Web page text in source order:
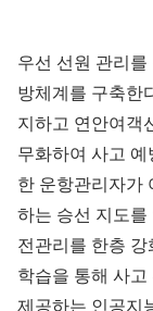
우선 선원 관리를
방체계를 구축한
지하고 연안여객
무화하여 사고
한 운항관리자가
하는 승선 지도를
전관리를 한층 강
학습을 통해 사
제공하는 인공지